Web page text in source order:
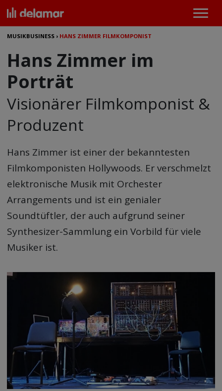
MUSIKBUSINESS › HANS ZIMMER FILMKOMPONIST
Hans Zimmer im
Porträt
Visionärer Filmkomponist &
Produzent
Hans Zimmer ist einer der bekanntesten
Filmkomponisten Hollywoods. Er verschmelzt
elektronische Musik mit Orchester
Arrangements und ist ein genialer
Soundtüftler, der auch aufgrund seiner
Synthesizer-Sammlung ein Vorbild für viele
Musiker ist.